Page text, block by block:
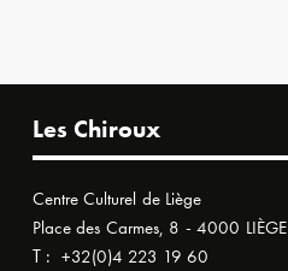
Les Chiroux
Centre Culturel de Liège
Place des Carmes, 8 - 4000 LIÈGE
T : +32(0)4 223 19 60